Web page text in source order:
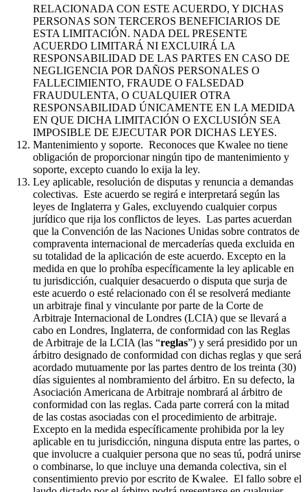
RELACIONADA CON ESTE ACUERDO, Y DICHAS
PERSONAS SON TERCEROS BENEFICIARIOS DE
ESTA LIMITACIÓN. NADA DEL PRESENTE
ACUERDO LIMITARÁ NI EXCLUIRÁ LA
RESPONSABILIDAD DE LAS PARTES EN CASO DE
NEGLIGENCIA POR DAÑOS PERSONALES O
FALLECIMIENTO, FRAUDE O FALSEDAD
FRAUDULENTA, O CUALQUIER OTRA
RESPONSABILIDAD ÚNICAMENTE EN LA MEDIDA
EN QUE DICHA LIMITACIÓN O EXCLUSIÓN SEA
IMPOSIBLE DE EJECUTAR POR DICHAS LEYES.
Mantenimiento y soporte. Reconoces que Kwalee no tiene
obligación de proporcionar ningún tipo de mantenimiento y
soporte, excepto cuando lo exija la ley.
Ley aplicable, resolución de disputas y renuncia a demandas
colectivas. Este acuerdo se regirá e interpretará según las
leyes de Inglaterra y Gales, excluyendo cualquier corpus
jurídico que rija los conflictos de leyes. Las partes acuerdan
que la Convención de las Naciones Unidas sobre contratos de
compraventa internacional de mercaderías queda excluida en
su totalidad de la aplicación de este acuerdo. Excepto en la
medida en que lo prohíba específicamente la ley aplicable en
tu jurisdicción, cualquier desacuerdo o disputa que surja de
este acuerdo o esté relacionado con él se resolverá mediante
un arbitraje final y vinculante por parte de la Corte de
Arbitraje Internacional de Londres (LCIA) que se llevará a
cabo en Londres, Inglaterra, de conformidad con las Reglas
de Arbitraje de la LCIA (las “reglas”) y será presidido por un
árbitro designado de conformidad con dichas reglas y que será
acordado mutuamente por las partes dentro de los treinta (30)
días siguientes al nombramiento del árbitro. En su defecto, la
Asociación Americana de Arbitraje nombrará al árbitro de
conformidad con las reglas. Cada parte correrá con la mitad
de las costas asociadas con el procedimiento de arbitraje.
Excepto en la medida específicamente prohibida por la ley
aplicable en tu jurisdicción, ninguna disputa entre las partes, o
que involucre a cualquier persona que no seas tú, podrá unirse
o combinarse, lo que incluye una demanda colectiva, sin el
consentimiento previo por escrito de Kwalee. El fallo sobre el